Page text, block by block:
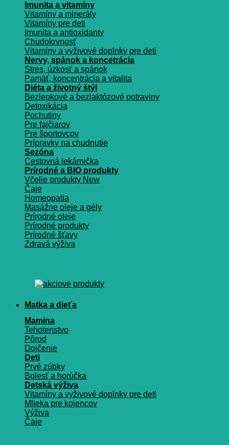
Imunita a vitamíny
Vitamíny a minerály
Vitamíny pre deti
Imunita a antioxidanty
Chudokrvnosť
Vitamíny a vyživové doplnky pre deti
Nervy, spánok a koncetrácia
Stres, úzkosť a spánok
Pamäť, koncentrácia a vitalita
Diéta a životný štýl
Bezlepkové a bezlaktózové potraviny
Detoxikácia
Pochutiny
Pre fajčiarov
Pre športovcov
Prípravky na chudnutie
Sezóna
Cestovná lekárnička
Prírodné a BIO produkty
Včelie produkty
Čaje
Homeopatia
Masážne oleje a gély
Prírodné oleje
Prírodné produkty
Prírodné šťavy
Zdravá výživa
Matka a dieťa
Mamina
Tehotenstvo
Pôrod
Dojčenie
Deti
Prvé zúbky
Bolesť a horúčka
Detská výživa
Vitamíny a vyživové doplnky pre deti
Mlieka pre kojencov
Výživa
Čaje